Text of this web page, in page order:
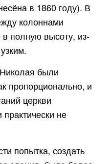
в 1860 году). В
колоннами
в полную высоту, из-
были
пропорционально, и
церкви
не
попытка, создать